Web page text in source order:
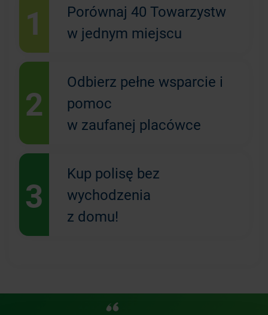
1
Porównaj 40 Towarzystw
w jednym miejscu
2
Odbierz pełne wsparcie i
pomoc
w zaufanej placówce
3
Kup polisę bez
wychodzenia
z domu!